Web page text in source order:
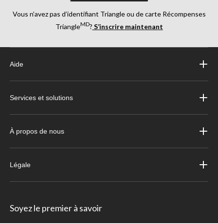
Vous n’avez pas d’identifiant Triangle ou de carte Récompenses
TriangleMD? S’inscrire maintenant
Aide
Services et solutions
À propos de nous
Légale
Soyez le premier à savoir